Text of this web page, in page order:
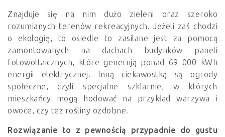
Znajduje się na nim dużo zieleni oraz szeroko
rozumianych terenów rekreacyjnych. Jeżeli zaś chodzi
o ekologię, to osiedle to zasilane jest za pomocą
zamontowanych na dachach budynków paneli
fotowoltaicznych, które generują ponad 69 000 kWh
energii elektrycznej. Inną ciekawostką są ogrody
społeczne, czyli specjalne szklarnie, w których
mieszkańcy mogą hodować na przykład warzywa i
owoce, czy też rośliny ozdobne.
Rozwiązanie to z pewnością przypadnie do gustu